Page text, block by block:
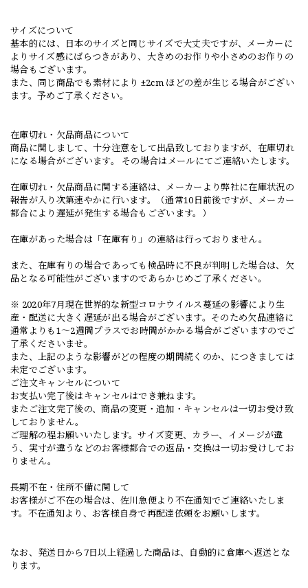
サイズについて
基本的には、日本のサイズと同じサイズで大丈夫ですが、メーカーに
よりサイズ感にばらつきがあり、大きめのお作りや小さめのお作りの
場合もございます。
また、同じ商品でも素材により ±2cm ほどの差が生じる場合がござい
ます。予めご了承ください。
在庫切れ・欠品商品について
商品に関しまして、十分注意をして出品致しておりますが、在庫切れ
になる場合がございます。 その場合はメールにてご連絡いたします。
在庫切れ・欠品商品に関する連絡は、メーカーより弊社に在庫状況の
報告が入り次第速やかに行います。（通常10日前後ですが、メーカー
都合により遅延が発生する場合もございます。）
在庫があった場合は「在庫有り」の連絡は行っておりません。
また、在庫有りの場合であっても検品時に不良が判明した場合は、欠
品となる可能性がございますのであらかじめご了承ください。
※ 2020年7月現在世界的な新型コロナウイルス蔓延の影響により生
産・配送に大きく遅延が出る場合がございます。そのため欠品連絡に
通常よりも1〜2週間プラスでお時間がかかる場合がございますのでご
了承くださいませ。
また、上記のような影響がどの程度の期間続くのか、につきましては
未定でございます。
ご注文キャンセルについて
お支払い完了後はキャンセルはでき兼ねます。
またご注文完了後の、商品の変更・追加・キャンセルは一切お受け致
しておりません。
ご理解の程お願いいたします。サイズ変更、カラー、イメージが違
う、実寸が違うなどのお客様都合での返品・交換は一切お受けしてお
りません。
長期不在・住所不備に関して
お客様がご不在の場合は、佐川急便より不在通知でご連絡いたしま
す。不在通知より、お客様自身で再配達依頼をお願いします。
なお、発送日から7日以上経過した商品は、自動的に倉庫へ返送とな
ります。